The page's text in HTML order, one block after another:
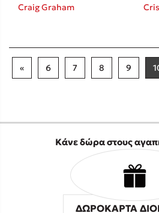
Craig Graham
« 6 7 8 9
Κάνε δώρα στους
ΔΩΡΟΚΑΡΤΑ